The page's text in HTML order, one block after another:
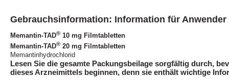
Gebrauchsinformation: Information für Anwender
Memantin-TAD® 10 mg Filmtabletten
Memantin-TAD® 20 mg Filmtabletten
Memantinhydrochlorid
Lesen Sie die gesamte Packungsbeilage sorgfältig durch,
dieses Arzneimittels beginnen, denn sie enthält wichtige